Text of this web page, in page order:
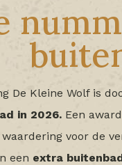
De Kleine Wolf is
in 2026.Een
voor de
een extra